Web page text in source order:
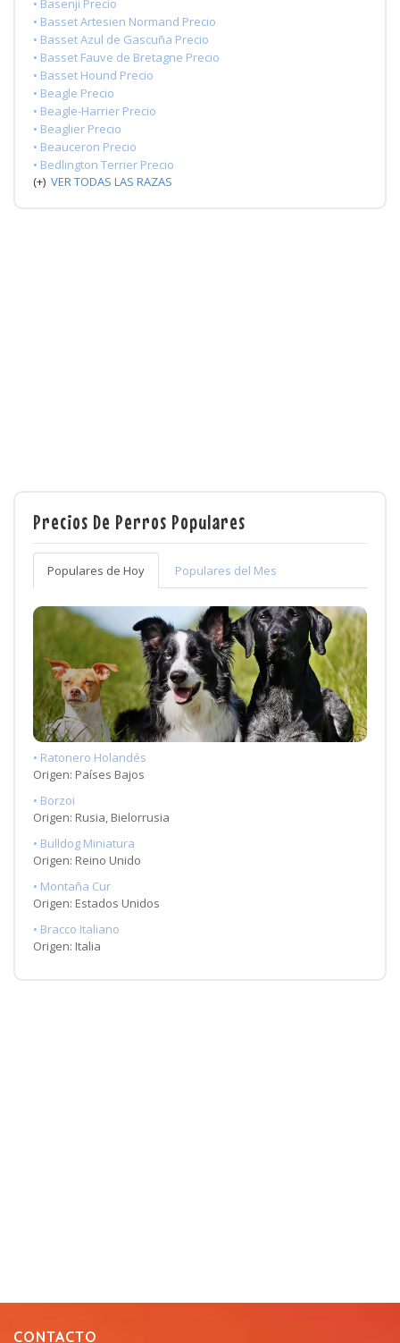
• Basset Artesien Normand Precio
• Basset Azul de Gascuña Precio
• Basset Fauve de Bretagne Precio
• Basset Hound Precio
• Beagle Precio
• Beagle-Harrier Precio
• Beaglier Precio
• Beauceron Precio
• Bedlington Terrier Precio
(+) VER TODAS LAS RAZAS
Precios De Perros Populares
Populares de Hoy Populares del Mes
• Ratonero Holandés
Origen: Países Bajos
• Borzoi
Origen: Rusia, Bielorrusia
• Bulldog Miniatura
Origen: Reino Unido
• Montaña Cur
Origen: Estados Unidos
• Bracco Italiano
Origen: Italia
CONTACTO